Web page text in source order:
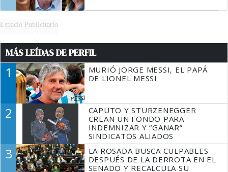
Espacio Publicitario
MÁS LEÍDAS DE PERFIL
1
MURIÓ JORGE MESSI, EL PAPÁ
DE LIONEL MESSI
2
CAPUTO Y STURZENEGGER
CREAN UN FONDO PARA
INDEMNIZAR Y “GANAR”
SINDICATOS ALIADOS
3
LA ROSADA BUSCA CULPABLES
DESPUÉS DE LA DERROTA EN EL
SENADO Y RECALCULA SU